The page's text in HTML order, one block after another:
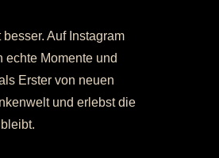
Auf Instagram
echte Momente und
Erster von neuen
und erlebst die